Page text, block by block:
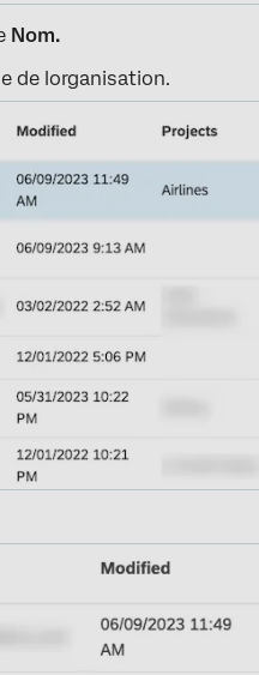
Nom.
de lorganisation.